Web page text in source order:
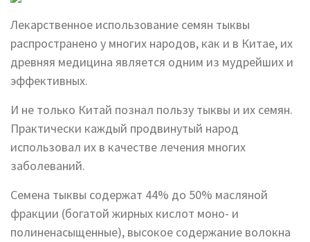
Лекарственное использование семян тыквы
распространено у многих народов, как и в Китае, их
древняя медицина является одним из мудрейших и
эффективных.
И не только Китай познал пользу тыквы и их семян.
Практически каждый продвинутый народ
использовал их в качестве лечения многих
заболеваний.
Семена тыквы содержат 44% до 50% масляной
фракции (богатой жирных кислот моно- и
полиненасыщенные), высокое содержание волокна